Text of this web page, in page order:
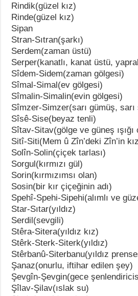
Rindik(güzel kız)
Rinde(güzel kız)
Sipan
Stran-Sıtran(şarkı)
Serdem(zaman üstü)
Serper(kanatlı, kanat üstü,
Sîdem-Sidem(zaman gölgesi)
Sîmal-Simal(ev gölgesi)
Sîmalin-Simalin(evin gölgesi)
Sîmzer-Simzer(sarı gümüş, sarı
Sîsê-Sise(beyaz tenli)
Sîtav-Sitav(gölge ve güneş ışığı
Sitî-Siti(Mem û Zîn’deki Zîn’in
Solîn-Solin(çiçek tarlası)
Sorgul(kırmızı gül)
Sorin(kırmızımsı olan)
Sosin(bir kır çiçeğinin adı)
Spehî-Spehi-Sipehi(alımlı ve
Star-Sıtar(yıldız)
Serdil(sevgili)
Stêra-Sitera(yıldız kız)
Stêrk-Sterk-Siterk(yıldız)
Stêrbanû-Siterbanu(yıldız
Şanaz(onurlu, iftihar edilen şey)
Şevgîn-Şevgin(gece
Şîlav-Şilav(ıslak su)